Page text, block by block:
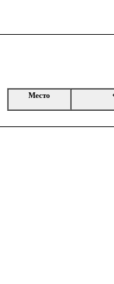
Место